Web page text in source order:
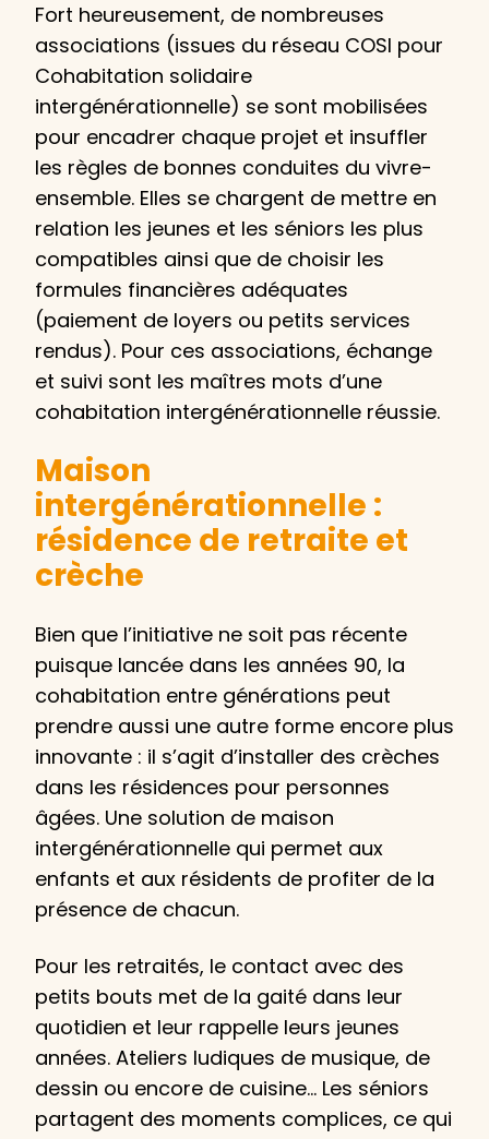
Fort heureusement, de nombreuses
associations (issues du réseau COSI pour
Cohabitation solidaire
intergénérationnelle) se sont mobilisées
pour encadrer chaque projet et insuffler
les règles de bonnes conduites du vivre-
ensemble. Elles se chargent de mettre en
relation les jeunes et les séniors les plus
compatibles ainsi que de choisir les
formules financières adéquates
(paiement de loyers ou petits services
rendus). Pour ces associations, échange
et suivi sont les maîtres mots d’une
cohabitation intergénérationnelle réussie.
Maison
intergénérationnelle :
résidence de retraite et
crèche
Bien que l’initiative ne soit pas récente
puisque lancée dans les années 90, la
cohabitation entre générations peut
prendre aussi une autre forme encore plus
innovante : il s’agit d’installer des crèches
dans les résidences pour personnes
âgées. Une solution de maison
intergénérationnelle qui permet aux
enfants et aux résidents de profiter de la
présence de chacun.
Pour les retraités, le contact avec des
petits bouts met de la gaité dans leur
quotidien et leur rappelle leurs jeunes
années. Ateliers ludiques de musique, de
dessin ou encore de cuisine… Les séniors
partagent des moments complices, ce qui